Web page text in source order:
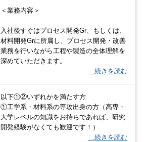
＜業務内容＞
入社後すぐはプロセス開発Gr、もしくは、
材料開発Grに所属し、プロセス開発・改善
業務を行いながら工程や製造の全体理解を
深めていただきます。
…続きを読む
以下①②いずれかを満たす方
①工学系・材料系の専攻出身の方（高専・
大学レベルの知識をお持ちであれば、研究
開発経験がなくても歓迎です！）
…続きを読む